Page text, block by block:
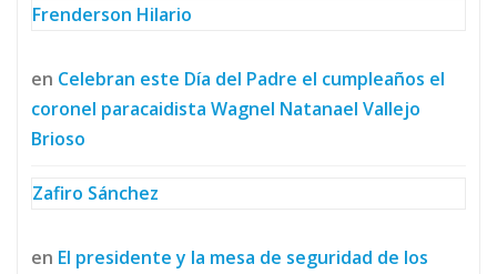
Frenderson Hilario
en Celebran este Día del Padre el cumpleaños el
coronel paracaidista Wagnel Natanael Vallejo
Brioso
Zafiro Sánchez
en El presidente y la mesa de seguridad de los